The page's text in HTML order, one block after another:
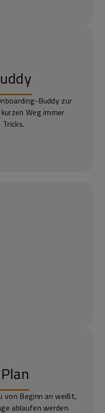
Buddy zur
Weg immer
von Beginn an weißt,
ablaufen werden.